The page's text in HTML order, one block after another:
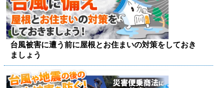
台風被害に遭う前に屋根とお住まいの対策をしておき
ましょう